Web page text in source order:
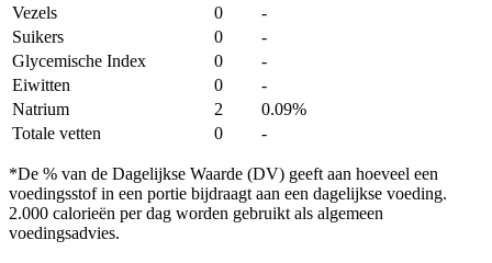
Vezels
0
-
Suikers
0
-
Glycemische Index
0
-
Eiwitten
0
-
Natrium
2
0.09%
Totale vetten
0 -
*De % van de Dagelijkse Waarde (DV) geeft aan hoeveel een
voedingsstof in een portie bijdraagt aan een dagelijkse voeding.
2.000 calorieën per dag worden gebruikt als algemeen
voedingsadvies.